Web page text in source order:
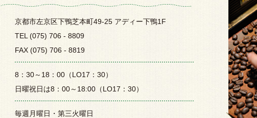
京都市左京区下鴨芝本町49-25 アディー下鴨1F
TEL (075) 706 - 8809
FAX (075) 706 - 8819
8：30～18：00（LO17：30）
日曜祝日は8：00～18:00（LO17：30）
毎週月曜日・第三火曜日